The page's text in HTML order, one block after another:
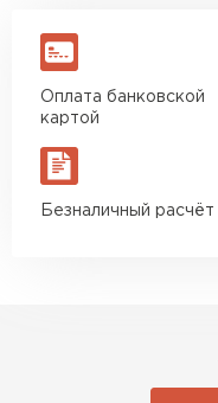
Оплата банковской
картой
Безналичный расчёт